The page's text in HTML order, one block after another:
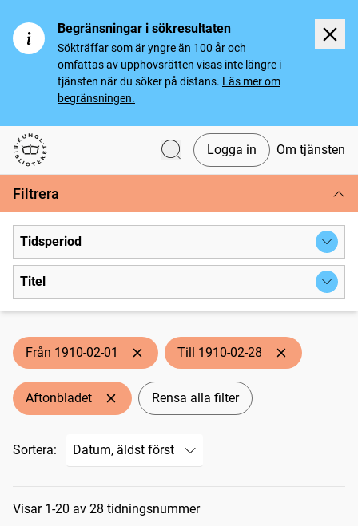
Begränsningar i sökresultaten
Sökträffar som är yngre än 100 år och
omfattas av upphovsrätten visas inte längre i
tjänsten när du söker på distans. Läs mer om
begränsningen.
Svenska tidningar
Logga in Om tjänsten
Filtrera
Tidsperiod
Titel
Från 1910-02-01 Till 1910-02-28
Aftonbladet Rensa alla filter
Sortera:
Sökresultat
Visar 1-20 av 28 tidningsnummer